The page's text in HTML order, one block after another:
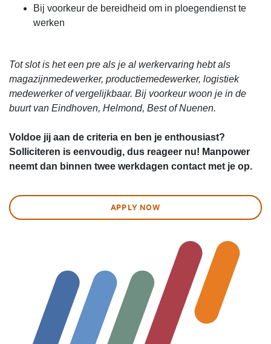
Bij voorkeur de bereidheid om in ploegendienst te
werken
Tot slot is het een pre als je al werkervaring hebt als
magazijnmedewerker, productiemedewerker, logistiek
medewerker of vergelijkbaar. Bij voorkeur woon je in de
buurt van Eindhoven, Helmond, Best of Nuenen.
Voldoe jij aan de criteria en ben je enthousiast?
Solliciteren is eenvoudig, dus reageer nu! Manpower
neemt dan binnen twee werkdagen contact met je op.
APPLY NOW